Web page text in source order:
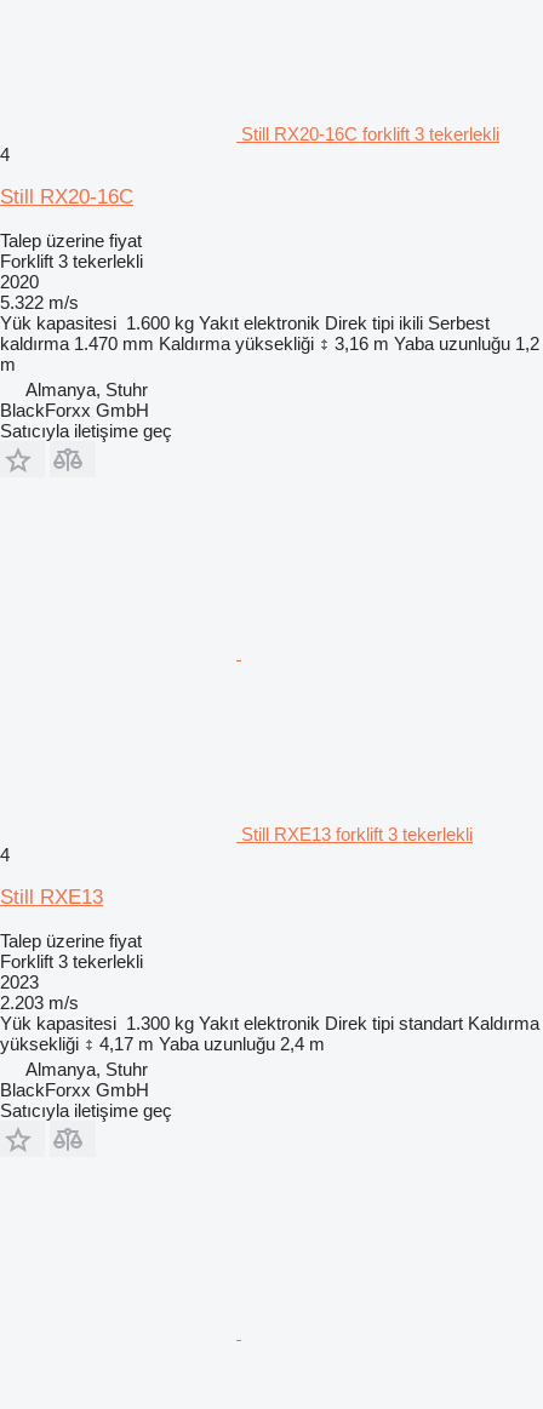
Still RX20-16C forklift 3 tekerlekli
4
Still RX20-16C
Talep üzerine fiyat
Forklift 3 tekerlekli
2020
5.322 m/s
Yük kapasitesi 1.600 kg Yakıt elektronik Direk tipi ikili Serbest
kaldırma 1.470 mm Kaldırma yüksekliği 3,16 m Yaba uzunluğu 1,2
m
Almanya, Stuhr
BlackForxx GmbH
Satıcıyla iletişime geç
Still RXE13 forklift 3 tekerlekli
4
Still RXE13
Talep üzerine fiyat
Forklift 3 tekerlekli
2023
2.203 m/s
Yük kapasitesi 1.300 kg Yakıt elektronik Direk tipi standart Kaldırma
yüksekliği
4,17 m Yaba uzunluğu 2,4 m
Almanya, Stuhr
BlackForxx GmbH
Satıcıyla iletişime geç